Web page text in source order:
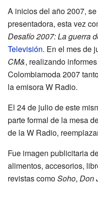
A inicios del año 2007,
presentadora, esta vez
Desafío 2007: La guerra
Televisión. En el mes de
CM&, realizando
Colombiamoda 2007
la emisora W Radio.
El 24 de julio de este
parte formal de la mesa
de la W Radio,
Fue imagen publicitaria
alimentos, accesorios,
revistas comoSoho, Don